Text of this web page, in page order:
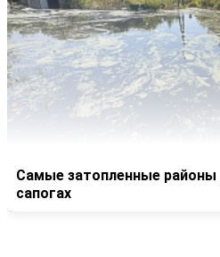
Самые затопленные
сапогах